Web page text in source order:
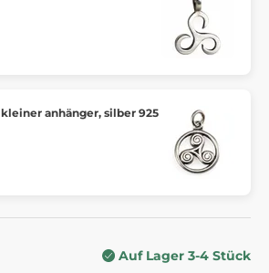
anhänger, silber 925
Auf Lager 3-4 Stück